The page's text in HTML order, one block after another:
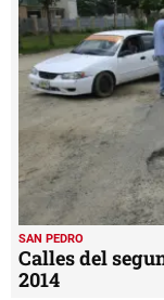
SAN PEDRO
Calles del
2014